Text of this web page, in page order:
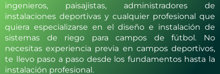
ingenieros, paisajistas, administradores de
instalaciones deportivas y cualquier profesional que
quiera especializarse en el diseño e instalación de
sistemas de riego para campos de fútbol. No
necesitas experiencia previa en campos deportivos,
te llevo paso a paso desde los fundamentos hasta la
instalación profesional.